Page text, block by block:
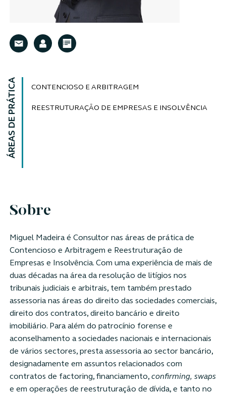
ÁREAS DE PRÁTICA CONTENCIOSO E ARBITRAGEM
REESTRUTURAÇÃO DE EMPRESAS E INSOLVÊNCIA
Sobre
Miguel Madeira é Consultor nas áreas de prática de
Contencioso e Arbitragem e Reestruturação de
Empresas e Insolvência. Com uma experiência de mais de
duas décadas na área da resolução de litígios nos
tribunais judiciais e arbitrais, tem também prestado
assessoria nas áreas do direito das sociedades comerciais,
direito dos contratos, direito bancário e direito
imobiliário. Para além do patrocínio forense e
aconselhamento a sociedades nacionais e internacionais
de vários sectores, presta assessoria ao sector bancário,
designadamente em assuntos relacionados com
contratos de factoring, financiamento, confirming, swaps
e em operações de reestruturação de dívida, e tanto no